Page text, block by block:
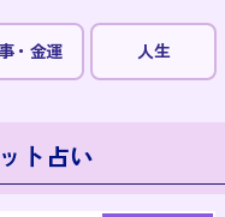
・金運 人生
ト占い